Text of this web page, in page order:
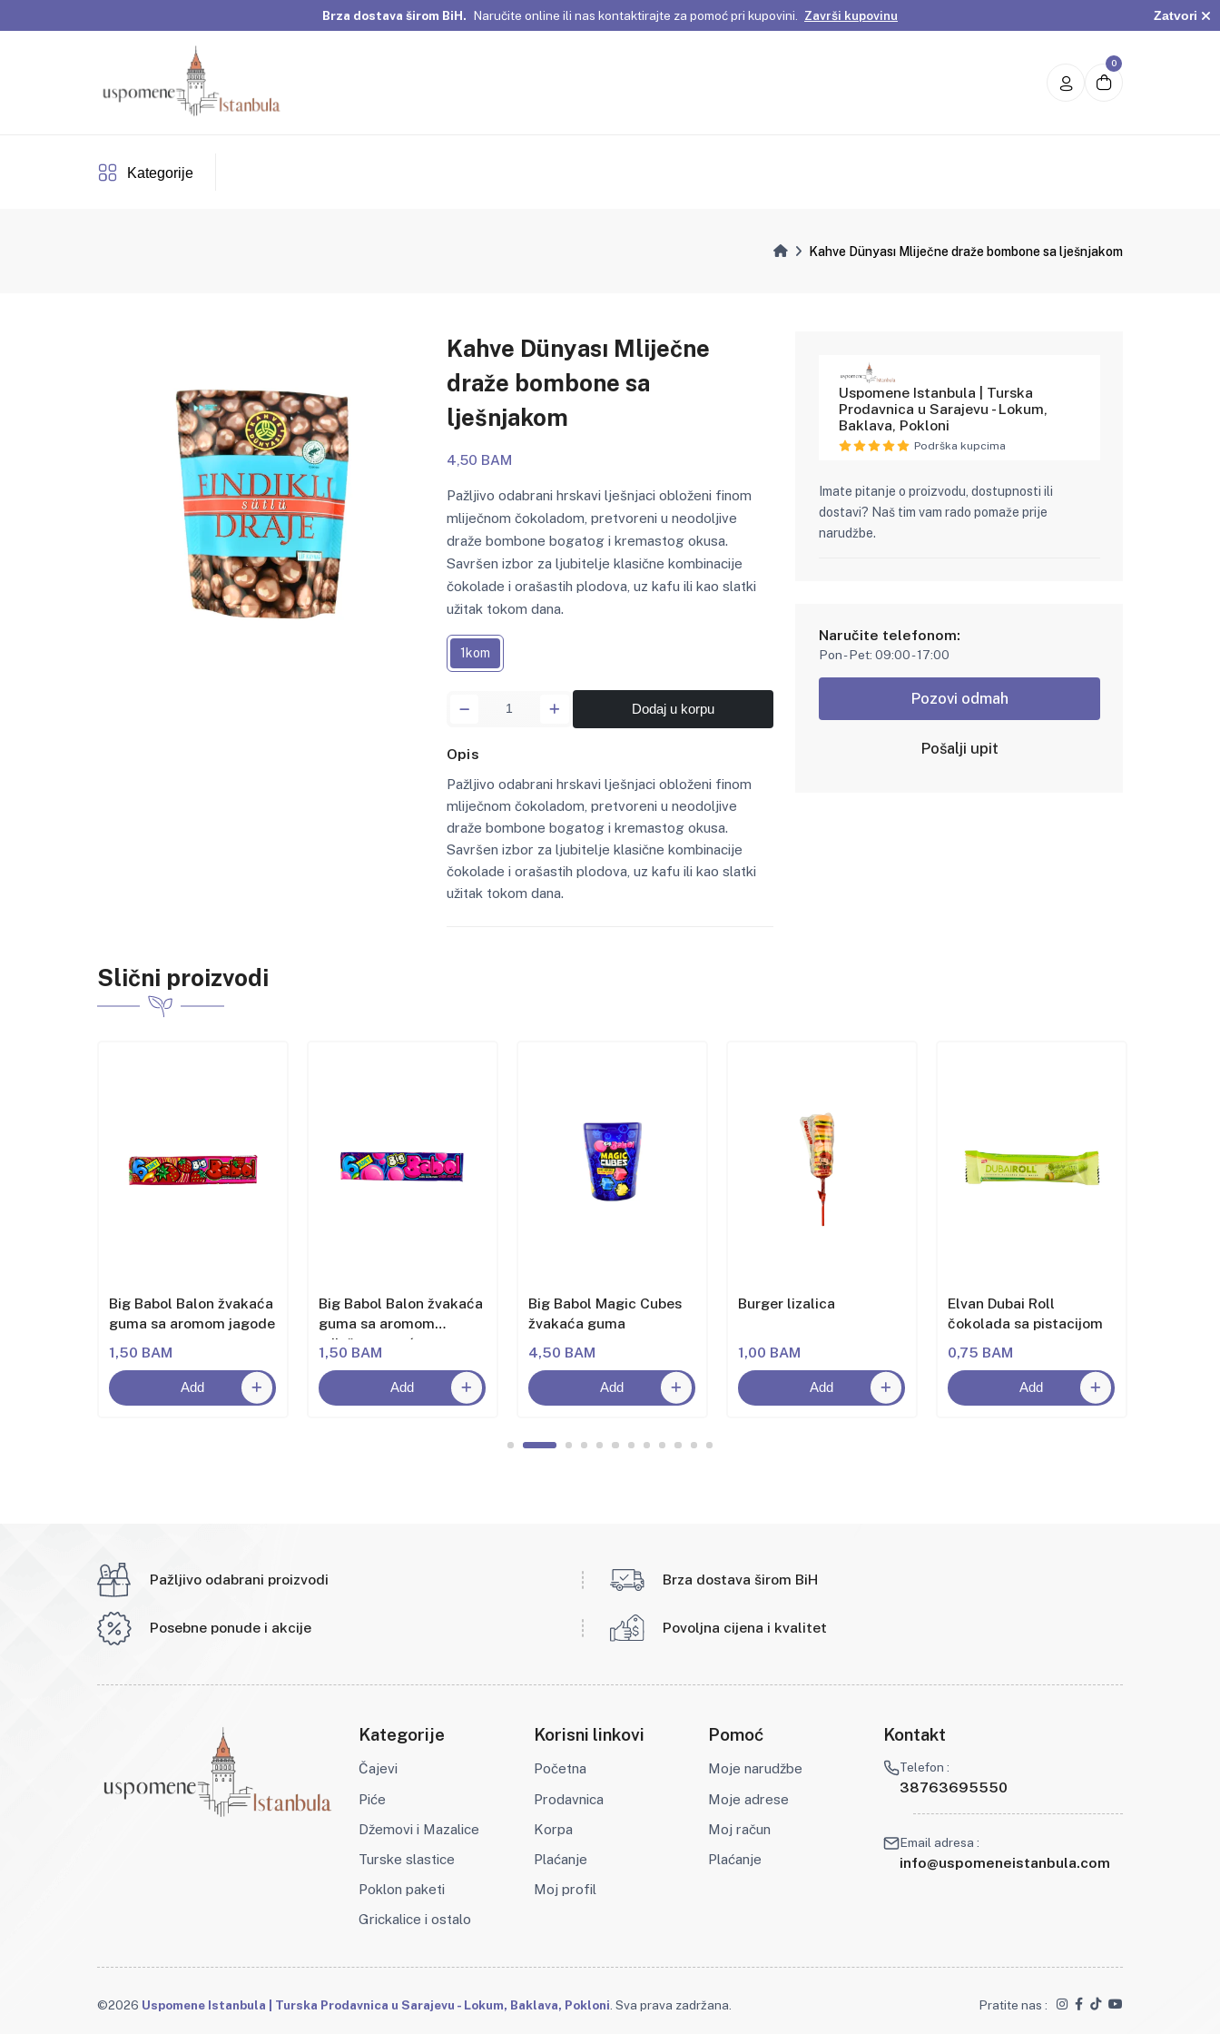
Brza dostava širom BiH. Naručite online ili nas kontaktirajte za pomoć pri kupovini.
Završi kupovinu
Dobrodošli u Uspomene Istanbula! Pažljivo odabrani proizvodi i posebne ponude za vas. Pogledaj ponudu
Zatvori
0
Kategorije
Kahve Dünyası Mliječne draže bombone sa lješnjakom
Kahve Dünyası Mliječne
draže bombone sa
lješnjakom
4,50 BAM
Pažljivo odabrani hrskavi lješnjaci obloženi finom
mliječnom čokoladom, pretvoreni u neodoljive
draže bombone bogatog i kremastog okusa.
Savršen izbor za ljubitelje klasične kombinacije
čokolade i orašastih plodova, uz kafu ili kao slatki
užitak tokom dana.
1kom
Dodaj u korpu
Opis
Pažljivo odabrani hrskavi lješnjaci obloženi finom
mliječnom čokoladom, pretvoreni u neodoljive
draže bombone bogatog i kremastog okusa.
Savršen izbor za ljubitelje klasične kombinacije
čokolade i orašastih plodova, uz kafu ili kao slatki
užitak tokom dana.
Uspomene Istanbula | Turska
Prodavnica u Sarajevu - Lokum,
Baklava, Pokloni
Podrška kupcima
Imate pitanje o proizvodu, dostupnosti ili
dostavi? Naš tim vam rado pomaže prije
narudžbe.
Naručite telefonom:
Pon - Pet: 09:00 - 17:00
Pozovi odmah
Pošalji upit
Slični proizvodi
Big Babol Balon žvakaća
guma sa aromom jagode
1,50 BAM
Add
Big Babol Balon žvakaća
guma sa aromom
miješanog voća
1,50 BAM
Add
Big Babol Magic Cubes
žvakaća guma
4,50 BAM
Add
Burger lizalica
1,00 BAM
Add
Elvan Dubai Roll
čokolada sa pistacijom
0,75 BAM
Add
Pažljivo odabrani proizvodi Brza dostava širom BiH
Posebne ponude i akcije Povoljna cijena i kvalitet
Kategorije
Čajevi
Piće
Džemovi i Mazalice
Turske slastice
Poklon paketi
Grickalice i ostalo
Korisni linkovi
Početna
Prodavnica
Korpa
Plaćanje
Moj profil
Pomoć
Moje narudžbe
Moje adrese
Moj račun
Plaćanje
Kontakt
Telefon :
38763695550
Email adresa :
info@uspomeneistanbula.com
©2026 Uspomene Istanbula | Turska Prodavnica u Sarajevu - Lokum, Baklava, Pokloni . Sva prava zadržana. Pratite nas :